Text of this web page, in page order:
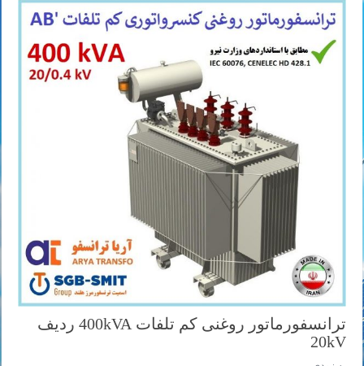
ترانسفورماتور روغنی کم تلفات 400kVA ردیف
20kV